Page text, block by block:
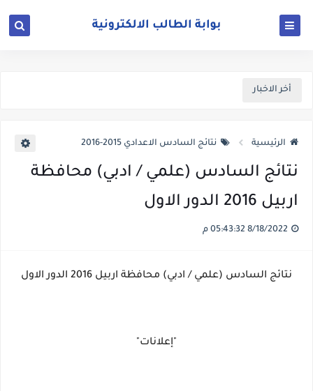
أخر الاخبار
الرئيسية نتائج السادس الاعدادي 2015-2016
نتائج السادس (علمي / ادبي) محافظة
اربيل 2016 الدور الاول
نتائج السادس (علمي / ادبي) محافظة اربيل 2016 الدور الاول
"إعلانات"